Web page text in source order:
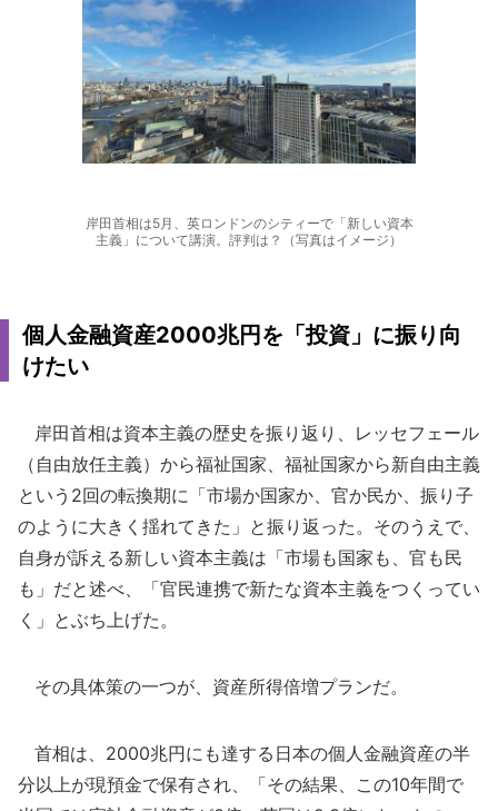
岸田首相は5月、英ロンドンのシティーで「新しい資本
主義」について講演。評判は？（写真はイメージ）
個人金融資産2000兆円を「投資」に振り向
けたい
岸田首相は資本主義の歴史を振り返り、レッセフェール
（自由放任主義）から福祉国家、福祉国家から新自由主義
という2回の転換期に「市場か国家か、官か民か、振り子
のように大きく揺れてきた」と振り返った。そのうえで、
自身が訴える新しい資本主義は「市場も国家も、官も民
も」だと述べ、「官民連携で新たな資本主義をつくってい
く」とぶち上げた。
その具体策の一つが、資産所得倍増プランだ。
首相は、2000兆円にも達する日本の個人金融資産の半
分以上が現預金で保有され、「その結果、この10年間で